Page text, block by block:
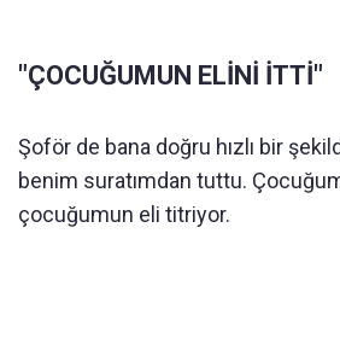
"ÇOCUĞUMUN ELİNİ İTTİ"
Şoför de bana doğru hızlı bir
benim suratımdan tuttu.
çocuğumun eli titriyor.